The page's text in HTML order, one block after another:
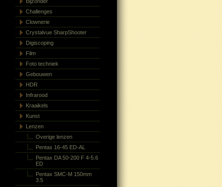
Challenges
Clownerie
Crystalvue SharpShooter
Digiscoping
Film
Foto techniek
Gebouwen
HDR
Infrarood
Kraaikels
Kunst
Lenzen
Overige lenzen
Pentax 16-45 ED-AL
Pentax DA 50-200 F 4-5.6
ED
Pentax SMC-M 150mm
3.5